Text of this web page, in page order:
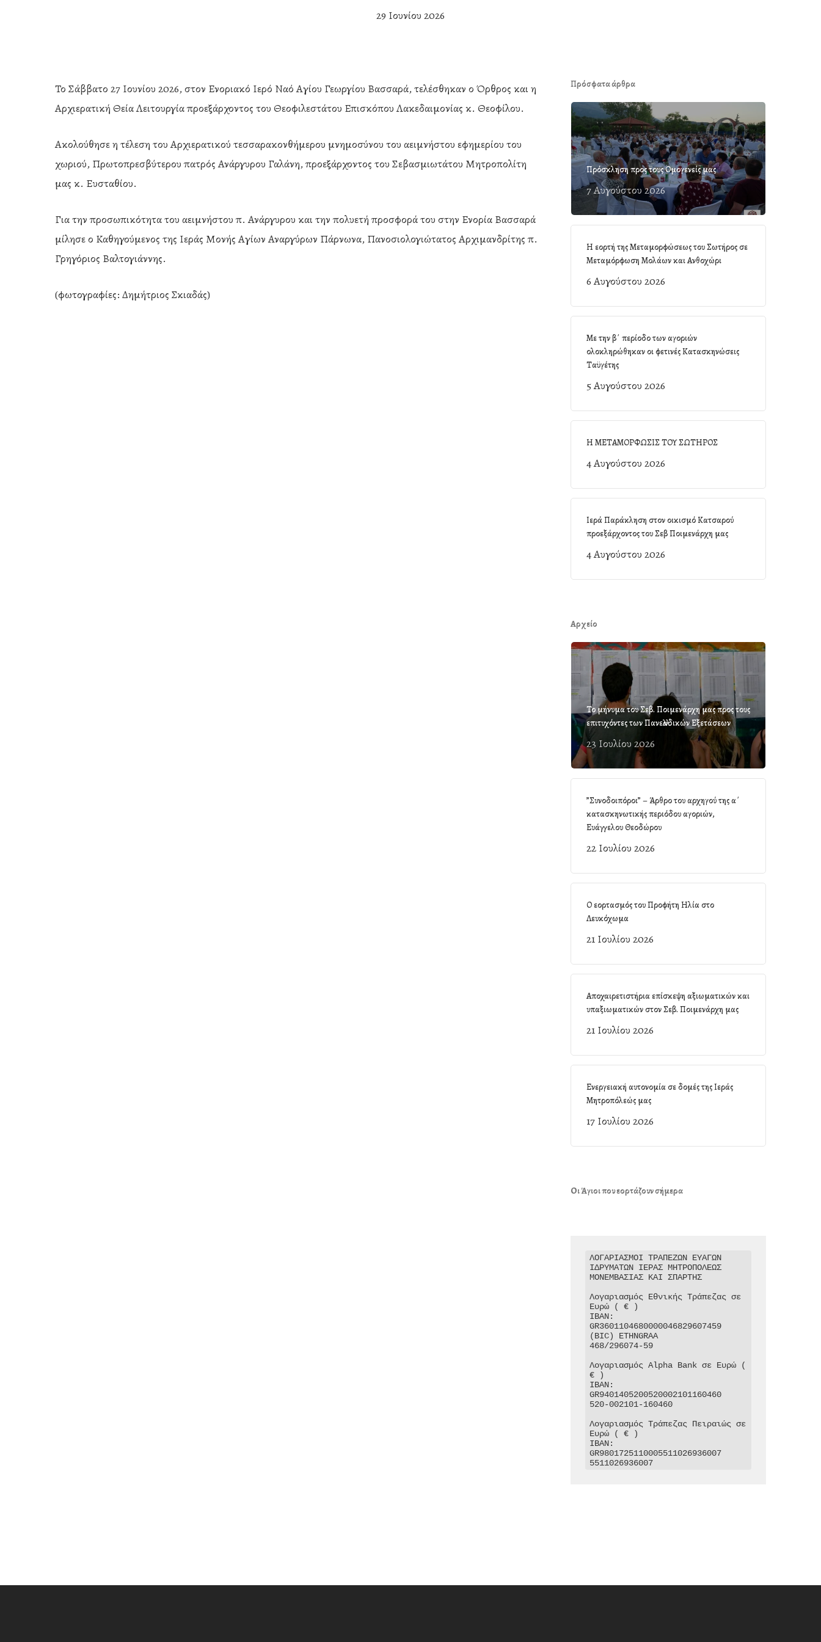
Hit enter to search or ESC to close
29 Ιουνίου 2026
Το Σάββατο 27 Ιουνίου 2026, στον Ενοριακό Ιερό Ναό Αγίου Γεωργίου Βασσαρά, τελέσθηκαν ο Όρθρος και η
Αρχιερατική Θεία Λειτουργία προεξάρχοντος του Θεοφιλεστάτου Επισκόπου Λακεδαιμονίας κ. Θεοφίλου.
Ακολούθησε η τέλεση του Αρχιερατικού τεσσαρακονθήμερου μνημοσύνου του αειμνήστου εφημερίου του
χωριού, Πρωτοπρεσβύτερου πατρός Ανάργυρου Γαλάνη, προεξάρχοντος του Σεβασμιωτάτου Μητροπολίτη
μας κ. Ευσταθίου.
Για την προσωπικότητα του αειμνήστου π. Ανάργυρου και την πολυετή προσφορά του στην Ενορία Βασσαρά
μίλησε ο Καθηγούμενος της Ιεράς Μονής Αγίων Αναργύρων Πάρνωνα, Πανοσιολογιώτατος Αρχιμανδρίτης π.
Γρηγόριος Βαλτογιάννης.
(φωτογραφίες: Δημήτριος Σκιαδάς)
Πρόσφατα άρθρα
Πρόσκληση προς τους Ομογενείς μας
7 Αυγούστου 2026
Η εορτή της Μεταμορφώσεως του Σωτήρος σε
Μεταμόρφωση Μολάων και Ανθοχώρι
6 Αυγούστου 2026
Με την β΄ περίοδο των αγοριών
ολοκληρώθηκαν οι φετινές Κατασκηνώσεις
Ταϋγέτης
5 Αυγούστου 2026
Η ΜΕΤΑΜΟΡΦΩΣΙΣ ΤΟΥ ΣΩΤΗΡΟΣ
4 Αυγούστου 2026
Ιερά Παράκληση στον οικισμό Κατσαρού
προεξάρχοντος του Σεβ Ποιμενάρχη μας
4 Αυγούστου 2026
Αρχείο
Το μήνυμα του Σεβ. Ποιμενάρχη μας προς τους
επιτυχόντες των Πανελλαδικών Εξετάσεων
23 Ιουλίου 2026
”Συνοδοιπόροι” – Άρθρο του αρχηγού της α΄
κατασκηνωτικής περιόδου αγοριών,
Ευάγγελου Θεοδώρου
22 Ιουλίου 2026
Ο εορτασμός του Προφήτη Ηλία στο
Λευκόχωμα
21 Ιουλίου 2026
Αποχαιρετιστήρια επίσκεψη αξιωματικών και
υπαξιωματικών στον Σεβ. Ποιμενάρχη μας
21 Ιουλίου 2026
Ενεργειακή αυτονομία σε δομές της Ιεράς
Μητροπόλεώς μας
17 Ιουλίου 2026
Οι Άγιοι που εορτάζουν σήμερα
ΛΟΓΑΡΙΑΣΜΟΙ ΤΡΑΠΕΖΩΝ ΕΥΑΓΩΝ
ΙΔΡΥΜΑΤΩΝ ΙΕΡΑΣ ΜΗΤΡΟΠΟΛΕΩΣ
ΜΟΝΕΜΒΑΣΙΑΣ ΚΑΙ ΣΠΑΡΤΗΣ
Λογαριασμός Εθνικής Τράπεζας σε
Ευρώ ( € )
IBAN:
GR3601104680000046829607459
(BIC) ETHNGRAA
468/296074-59
Λογαριασμός Alpha Bank σε Ευρώ (
€ )
IBAN:
GR9401405200520002101160460
520-002101-160460
Λογαριασμός Τράπεζας Πειραιώς σε
Ευρώ ( € )
IBAN:
GR9801725110005511026936007
5511026936007